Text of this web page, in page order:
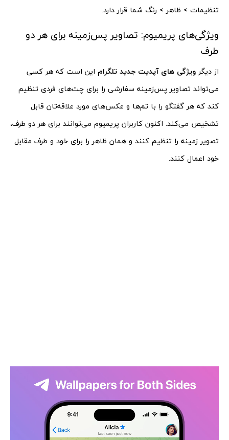
تنظیمات > ظاهر > رنگ شما قرار دارد.
ویژگی‌های پریمیوم: تصاویر پس‌زمینه برای هر دو
طرف
از دیگرویژگی های آپدیت جدید تلگرام این است که هر کسی
می‌تواند تصاویر پس‌زمینه سفارشی را برای چت‌های فردی تنظیم
کند که هر گفتگو را با تم‌ها و عکس‌های مورد علاقه‌تان قابل
تشخیص می‌کند. اکنون کاربران پریمیوم می‌توانند برای هر دو طرف،
تصویر زمینه را تنظیم کنند و همان ظاهر را برای خود و طرف مقابل
خود اعمال کنند.